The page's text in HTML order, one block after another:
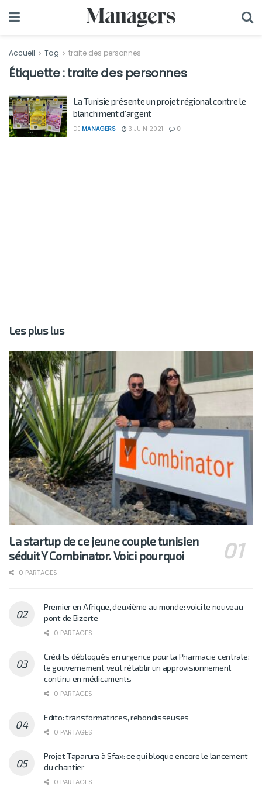
Accueil Tag traite des personnes
Étiquette :traite des personnes
La Tunisie présente un projet régional contre le
blanchiment d’argent
DE MANAGERS 3 JUIN 2021 0
Les plus lus
La startup de ce jeune couple tunisien
séduit Y Combinator. Voici pourquoi
0 PARTAGES
Premier en Afrique, deuxième au monde: voici le nouveau
pont de Bizerte
0 PARTAGES
Crédits débloqués en urgence pour la Pharmacie centrale:
le gouvernement veut rétablir un approvisionnement
continu en médicaments
0 PARTAGES
Edito: transformatrices, rebondisseuses
0 PARTAGES
Projet Taparura à Sfax: ce qui bloque encore le lancement
du chantier
0 PARTAGES